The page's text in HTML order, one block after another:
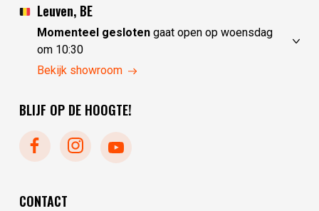
dinsdag
woensdag
10:00 - 17:30
donderdag
10:00 - 17:30
vrijdag
Leuven, BE
Momenteel geslotengaat open op woensdag
om 10:30
zondag
dinsdag
donderdag
vrijdag
Bekijk showroom
BLIJF OP DE HOOGTE!
CONTACT